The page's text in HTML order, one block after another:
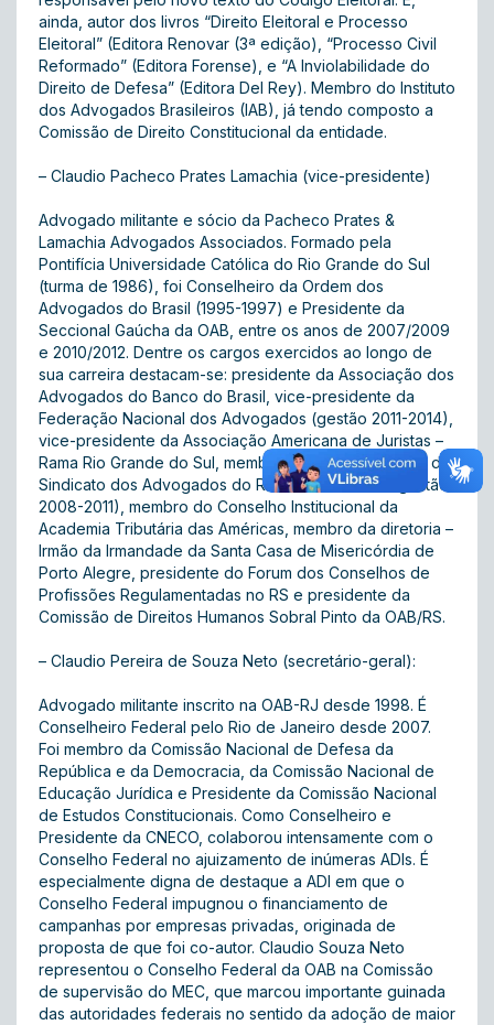
ainda, autor dos livros “Direito Eleitoral e Processo
Eleitoral” (Editora Renovar (3ª edição), “Processo Civil
Reformado” (Editora Forense), e “A Inviolabilidade do
Direito de Defesa” (Editora Del Rey). Membro do Instituto
dos Advogados Brasileiros (IAB), já tendo composto a
Comissão de Direito Constitucional da entidade.
– Claudio Pacheco Prates Lamachia (vice-presidente)
Advogado militante e sócio da Pacheco Prates &
Lamachia Advogados Associados. Formado pela
Pontifícia Universidade Católica do Rio Grande do Sul
(turma de 1986), foi Conselheiro da Ordem dos
Advogados do Brasil (1995-1997) e Presidente da
Seccional Gaúcha da OAB, entre os anos de 2007/2009
e 2010/2012. Dentre os cargos exercidos ao longo de
sua carreira destacam-se: presidente da Associação dos
Advogados do Banco do Brasil, vice-presidente da
Federação Nacional dos Advogados (gestão 2011-2014),
vice-presidente da Associação Americana de Juristas –
Rama Rio Grande do Sul, membro do Conselho Fiscal do
Sindicato dos Advogados do Rio Grande do Sul (gestão
2008-2011), membro do Conselho Institucional da
Academia Tributária das Américas, membro da diretoria –
Irmão da Irmandade da Santa Casa de Misericórdia de
Porto Alegre, presidente do Forum dos Conselhos de
Profissões Regulamentadas no RS e presidente da
Comissão de Direitos Humanos Sobral Pinto da OAB/RS.
– Claudio Pereira de Souza Neto (secretário-geral):
Advogado militante inscrito na OAB-RJ desde 1998. É
Conselheiro Federal pelo Rio de Janeiro desde 2007.
Foi membro da Comissão Nacional de Defesa da
República e da Democracia, da Comissão Nacional de
Educação Jurídica e Presidente da Comissão Nacional
de Estudos Constitucionais. Como Conselheiro e
Presidente da CNECO, colaborou intensamente com o
Conselho Federal no ajuizamento de inúmeras ADIs. É
especialmente digna de destaque a ADI em que o
Conselho Federal impugnou o financiamento de
campanhas por empresas privadas, originada de
proposta de que foi co-autor. Claudio Souza Neto
representou o Conselho Federal da OAB na Comissão
de supervisão do MEC, que marcou importante guinada
das autoridades federais no sentido da adoção de maior